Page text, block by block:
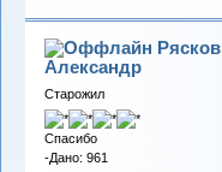
Рясков
Александр
Старожил
Спасибо
-Дано: 961